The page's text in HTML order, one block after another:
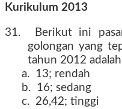
Kurikulum 2013
31. Berikut ini
golongan yang
tahun 2012 adalah
a. 13; rendah
b. 16; sedang
c. 26,42; tinggi